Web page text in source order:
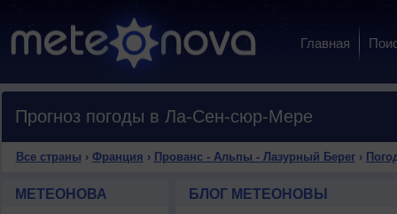
Главная
Прогноз погоды в Ла-Сен-сюр-Мере
Все страны › Франция › Прованс - Альпы - Лазурный Берег›
МЕТЕОНОВА БЛОГ МЕТЕОНОВЫ